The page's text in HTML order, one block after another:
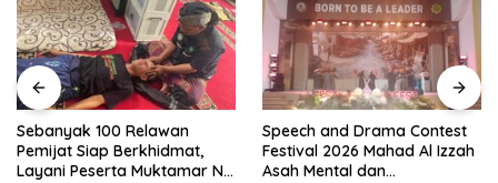
Sebanyak 100 Relawan
Pemijat Siap Berkhidmat,
Layani Peserta Muktamar NU
Speech and Drama Contest
Festival 2026 Mahad Al Izzah
Asah Mental dan